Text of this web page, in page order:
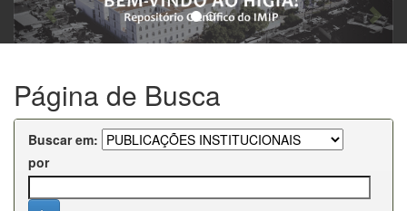
Página de Busca
Buscar em:
por